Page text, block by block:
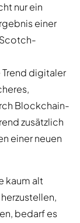
nur ein
einer
digitaler
Blockchain-
zusätzlich
einer neuen
kaum alt
bedarf es